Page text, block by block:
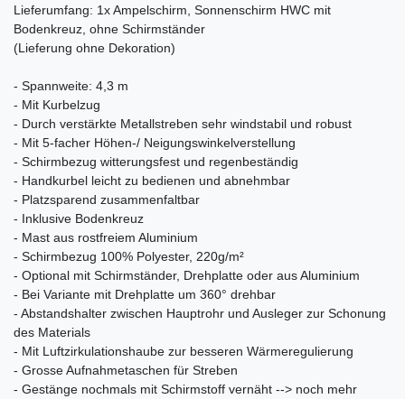
Lieferumfang: 1x Ampelschirm, Sonnenschirm HWC mit
Bodenkreuz, ohne Schirmständer
(Lieferung ohne Dekoration)
- Spannweite: 4,3 m
- Mit Kurbelzug
- Durch verstärkte Metallstreben sehr windstabil und robust
- Mit 5-facher Höhen-/ Neigungswinkelverstellung
- Schirmbezug witterungsfest und regenbeständig
- Handkurbel leicht zu bedienen und abnehmbar
- Platzsparend zusammenfaltbar
- Inklusive Bodenkreuz
- Mast aus rostfreiem Aluminium
- Schirmbezug 100% Polyester, 220g/m²
- Optional mit Schirmständer, Drehplatte oder aus Aluminium
- Bei Variante mit Drehplatte um 360° drehbar
- Abstandshalter zwischen Hauptrohr und Ausleger zur Schonung
des Materials
- Mit Luftzirkulationshaube zur besseren Wärmeregulierung
- Grosse Aufnahmetaschen für Streben
- Gestänge nochmals mit Schirmstoff vernäht --> noch mehr